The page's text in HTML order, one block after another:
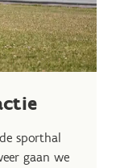
sporthal
gaan we